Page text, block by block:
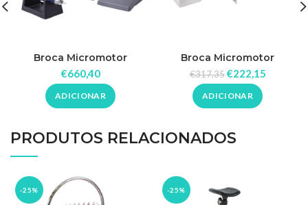
Broca Micromotor
50.000rpm Super 600 Max
Bader
€660,40
ADICIONAR
Broca Micromotor
35.000rpm Aty
€317,35 €222,15
ADICIONAR
PRODUTOS RELACIONADOS
-25% -25%